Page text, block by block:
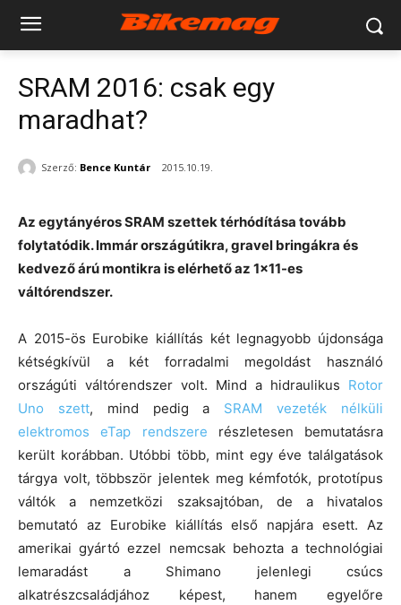
SRAM 2016: csak egy
maradhat?
Szerző: Bence Kuntár 2015.10.19.
Az egytányéros SRAM szettek térhódítása tovább
folytatódik. Immár országútikra, gravel bringákra és
kedvező árú montikra is elérhető az 1×11-es
váltórendszer.
A 2015-ös Eurobike kiállítás két legnagyobb újdonsága
kétségkívül a két forradalmi megoldást használó
országúti váltórendszer volt. Mind a hidraulikus Rotor
Uno szett, mind pedig a SRAM vezeték nélküli
elektromos eTap rendszere részletesen bemutatásra
került korábban. Utóbbi több, mint egy éve találgatások
tárgya volt, többször jelentek meg kémfotók, prototípus
váltók a nemzetközi szaksajtóban, de a hivatalos
bemutató az Eurobike kiállítás első napjára esett. Az
amerikai gyártó ezzel nemcsak behozta a technológiai
lemaradást a Shimano jelenlegi csúcs
alkatrészcsaládjához képest, hanem egyelőre